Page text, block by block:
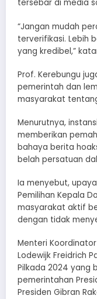
tersebar di media
“Jangan mudah
terverifikasi. Lebih
yang kredibel,”
Prof. Kerebungu
pemerintah dan
masyarakat
Menurutnya,
memberikan
bahaya berita
belah persatuan
Ia menyebut,
Pemilihan Kepala
masyarakat aktif
dengan tidak
Menteri
Lodewijk Freidrich
Pilkada 2024 yang
pemerintahan
Presiden Gibran